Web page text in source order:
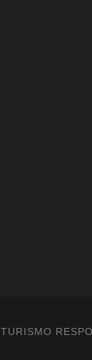
TURISMO